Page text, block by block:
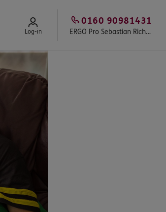
Log-in ERGO Pro Sebastian Richter
0160 90981431